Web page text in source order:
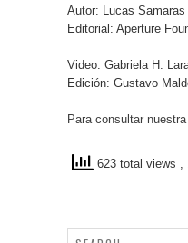
Autor: Lucas Samaras
Editorial: Aperture
Video: Gabriela H.
Edición: Gustavo
Para consultar
623 total views ,